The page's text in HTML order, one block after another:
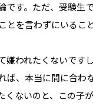
です。ただ、受験生
とを言わずにいるこ
嫌われたくないです
ば、本当に間に合わ
くないのと、この子